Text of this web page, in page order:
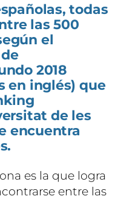
todas
las 500
el
2018
en inglés) que
de les
encuentra
es la que logra
entre las